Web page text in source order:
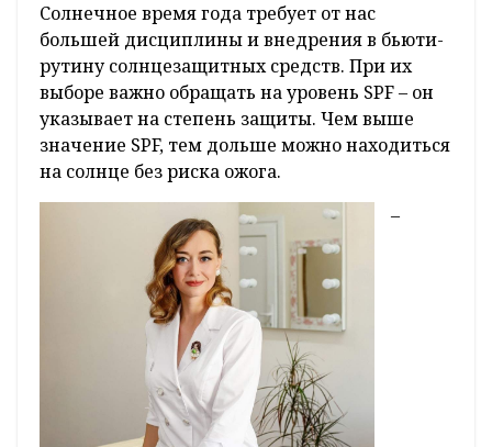
Солнечное время года требует от нас
большей дисциплины и внедрения в бьюти-
рутину солнцезащитных средств. При их
выборе важно обращать на уровень SPF – он
указывает на степень защиты. Чем выше
значение SPF, тем дольше можно находиться
на солнце без риска ожога.
–